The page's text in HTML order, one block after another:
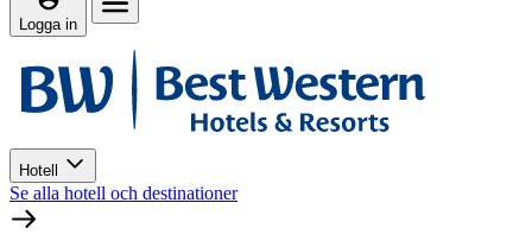
Logga in
Hotell
Se alla hotell och destinationer